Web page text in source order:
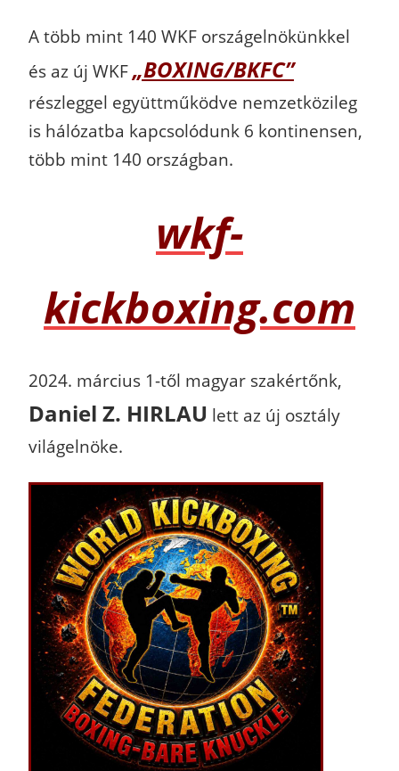
A több mint 140 WKF országelnökünkkel
és az új WKF „BOXING/BKFC”
részleggel együttműködve nemzetközileg
is hálózatba kapcsolódunk 6 kontinensen,
több mint 140 országban.
wkf-
kickboxing.com
2024. március 1-től magyar szakértőnk,
Daniel Z. HIRLAU lett az új osztály
világelnöke.